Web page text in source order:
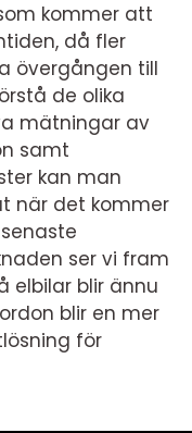
kommer att
då fler
övergången till
de olika
mätningar av
samt
kan man
när det kommer
ser vi fram
elbilar blir ännu
blir en mer
för